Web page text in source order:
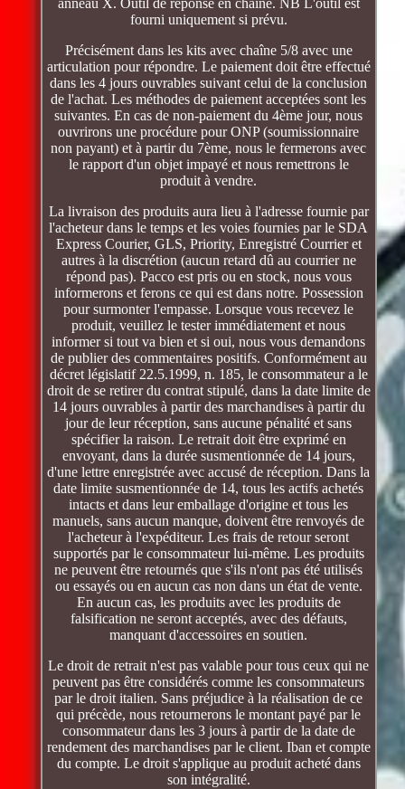
anneau X. Outil de réponse en chaîne. NB L'outil est
fourni uniquement si prévu.
Précisément dans les kits avec chaîne 5/8 avec une
articulation pour répondre. Le paiement doit être effectué
dans les 4 jours ouvrables suivant celui de la conclusion
de l'achat. Les méthodes de paiement acceptées sont les
suivantes. En cas de non-paiement du 4ème jour, nous
ouvrirons une procédure pour ONP (soumissionnaire
non payant) et à partir du 7ème, nous le fermerons avec
le rapport d'un objet impayé et nous remettrons le
produit à vendre.
La livraison des produits aura lieu à l'adresse fournie par
l'acheteur dans le temps et les voies fournies par le SDA
Express Courier, GLS, Priority, Enregistré Courrier et
autres à la discrétion (aucun retard dû au courrier ne
répond pas). Pacco est pris ou en stock, nous vous
informerons et ferons ce qui est dans notre. Possession
pour surmonter l'empasse. Lorsque vous recevez le
produit, veuillez le tester immédiatement et nous
informer si tout va bien et si oui, nous vous demandons
de publier des commentaires positifs. Conformément au
décret législatif 22.5.1999, n. 185, le consommateur a le
droit de se retirer du contrat stipulé, dans la date limite de
14 jours ouvrables à partir des marchandises à partir du
jour de leur réception, sans aucune pénalité et sans
spécifier la raison. Le retrait doit être exprimé en
envoyant, dans la durée susmentionnée de 14 jours,
d'une lettre enregistrée avec accusé de réception. Dans la
date limite susmentionnée de 14, tous les actifs achetés
intacts et dans leur emballage d'origine et tous les
manuels, sans aucun manque, doivent être renvoyés de
l'acheteur à l'expéditeur. Les frais de retour seront
supportés par le consommateur lui-même. Les produits
ne peuvent être retournés que s'ils n'ont pas été utilisés
ou essayés ou en aucun cas non dans un état de vente.
En aucun cas, les produits avec les produits de
falsification ne seront acceptés, avec des défauts,
manquant d'accessoires en soutien.
Le droit de retrait n'est pas valable pour tous ceux qui ne
peuvent pas être considérés comme les consommateurs
par le droit italien. Sans préjudice à la réalisation de ce
qui précède, nous retournerons le montant payé par le
consommateur dans les 3 jours à partir de la date de
rendement des marchandises par le client. Iban et compte
du compte. Le droit s'applique au produit acheté dans
son intégralité.